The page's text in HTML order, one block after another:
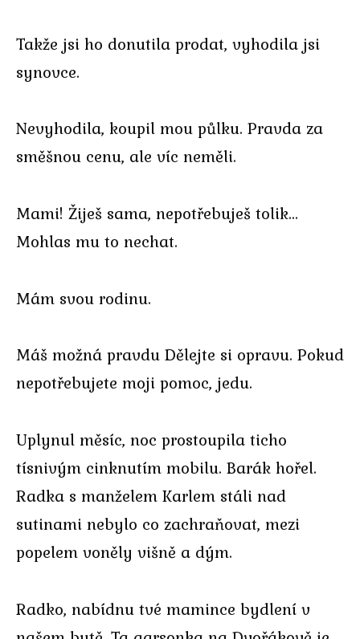
Takže jsi ho donutila prodat, vyhodila jsi
synovce.
Nevyhodila, koupil mou půlku. Pravda za
směšnou cenu, ale víc neměli.
Mami! Žiješ sama, nepotřebuješ tolik…
Mohlas mu to nechat.
Mám svou rodinu.
Máš možná pravdu Dělejte si opravu. Pokud
nepotřebujete moji pomoc, jedu.
Uplynul měsíc, noc prostoupila ticho
tísnivým cinknutím mobilu. Barák hořel.
Radka s manželem Karlem stáli nad
sutinami nebylo co zachraňovat, mezi
popelem voněly višně a dým.
Radko, nabídnu tvé mamince bydlení v